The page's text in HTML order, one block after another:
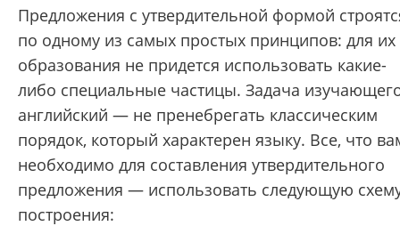
Предложения с утвердительной формой
по одному из самых простых принципов: для их
образования не придется использовать какие-
либо специальные частицы. Задача
английский — не пренебрегать классическим
порядок, который характерен языку. Все, что
необходимо для составления утвердительного
предложения — использовать следующую
построения: